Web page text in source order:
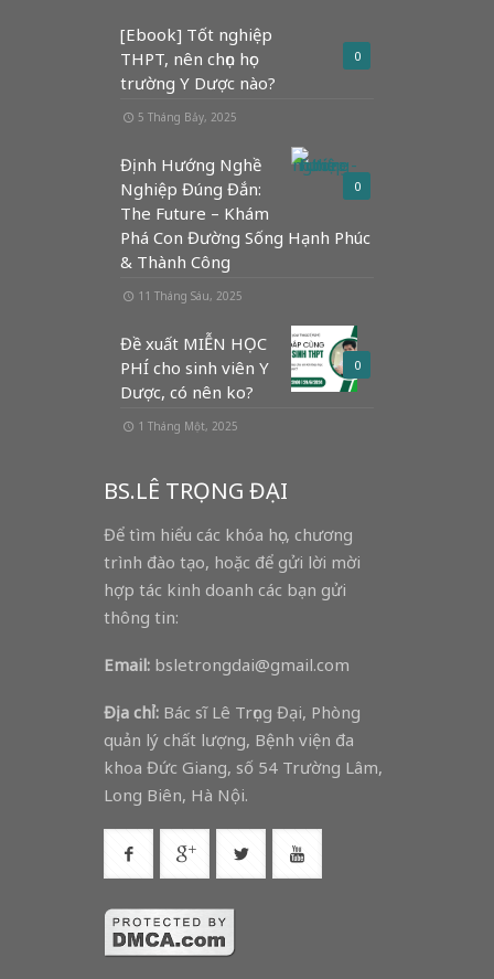
0
[Ebook] Tốt nghiệp
THPT, nên chọn học
trường Y Dược nào?
5 Tháng Bảy, 2025
0
Định Hướng Nghề
Nghiệp Đúng Đắn:
The Future – Khám
Phá Con Đường Sống Hạnh Phúc
& Thành Công
11 Tháng Sáu, 2025
0
Đề xuất MIỄN HỌC
PHÍ cho sinh viên Y
Dược, có nên ko?
1 Tháng Một, 2025
BS.LÊ TRỌNG ĐẠI
Để tìm hiểu các khóa học, chương
trình đào tạo, hoặc để gửi lời mời
hợp tác kinh doanh các bạn gửi
thông tin:
Email: bsletrongdai@gmail.com
Địa chỉ: Bác sĩ Lê Trọng Đại, Phòng
quản lý chất lượng, Bệnh viện đa
khoa Đức Giang, số 54 Trường Lâm,
Long Biên, Hà Nội.